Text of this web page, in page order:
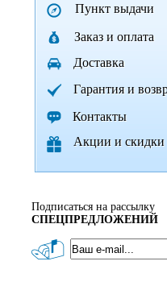
Пункт выдачи
Заказ и оплата
Доставка
Гарантия и
Контакты
Акции и скидки
Подписаться на рассылку
СПЕЦПРЕДЛОЖЕНИЙ